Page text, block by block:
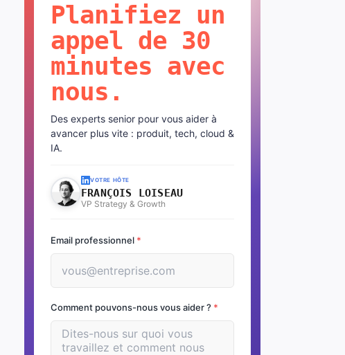
Planifiez un
appel de 30
minutes avec
nous.
Des experts senior pour vous aider à
avancer plus vite : produit, tech, cloud &
IA.
VOTRE HÔTE
FRANÇOIS LOISEAU
VP Strategy & Growth
Email professionnel *
Comment pouvons-nous vous aider ? *